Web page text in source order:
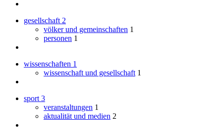
gesellschaft 2
völker und gemeinschaften 1
personen 1
wissenschaften 1
wissenschaft und gesellschaft 1
sport 3
veranstaltungen 1
aktualität und medien 2